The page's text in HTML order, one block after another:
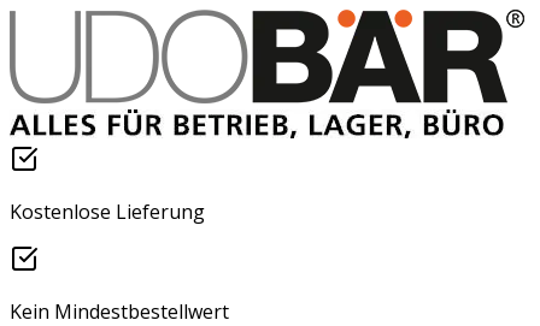
Kostenlose Lieferung
Kein Mindestbestellwert